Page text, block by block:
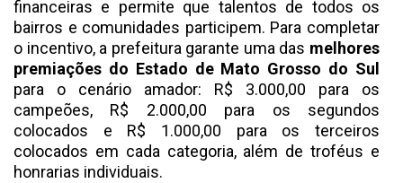
financeiras e permite que talentos de todos os
bairros e comunidades participem. Para completar
o incentivo, a prefeitura garante uma das melhores
premiações do Estado de Mato Grosso do Sul
para o cenário amador: R$ 3.000,00 para os
campeões, R$ 2.000,00 para os segundos
colocados e R$ 1.000,00 para os terceiros
colocados em cada categoria, além de troféus e
honrarias individuais.